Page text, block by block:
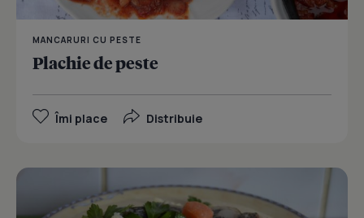
MANCARURI CU PESTE
Plachie de peste
Îmi place Distribuie